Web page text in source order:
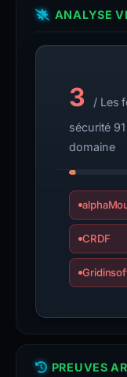
ANALYSE
3
/ Les
sécurité
domaine
CRDF
PREUVES